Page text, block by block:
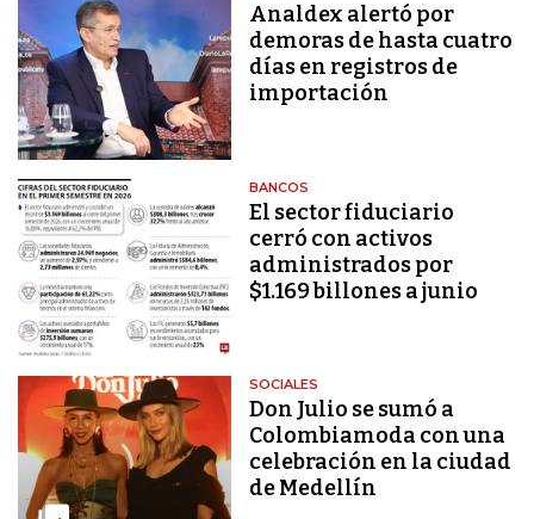
Analdex alertó por
demoras de hasta cuatro
días en registros de
importación
BANCOS
El sector fiduciario
cerró con activos
administrados por
$1.169 billones a junio
SOCIALES
Don Julio se sumó a
Colombiamoda con una
celebración en la ciudad
de Medellín